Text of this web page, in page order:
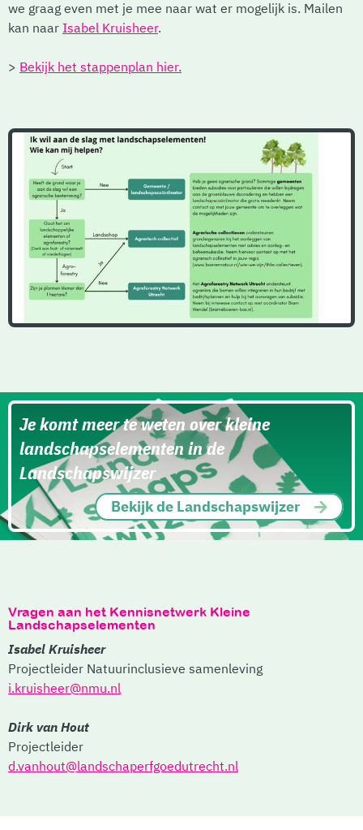
we graag even met je mee naar wat er mogelijk is. Mailen
kan naar Isabel Kruisheer.
> Bekijk het stappenplan hier.
Je komt meer te weten over kleine
landschapselementen in de
Landschapswijzer
Bekijk de Landschapswijzer
Vragen aan het Kennisnetwerk Kleine
Landschapselementen
Isabel Kruisheer
Projectleider Natuurinclusieve samenleving
i.kruisheer@nmu.nl
Dirk van Hout
Projectleider
d.vanhout@landschaperfgoedutrecht.nl